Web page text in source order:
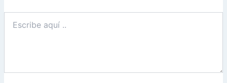
aquí